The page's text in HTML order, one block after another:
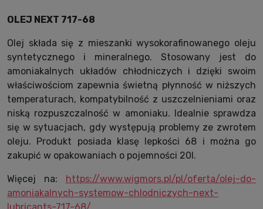
OLEJ NEXT 717-68
Olej składa się z mieszanki wysokorafinowanego oleju
syntetycznego i mineralnego. Stosowany jest do
amoniakalnych układów chłodniczych i dzięki swoim
właściwościom zapewnia świetną płynność w niższych
temperaturach, kompatybilność z uszczelnieniami oraz
niską rozpuszczalność w amoniaku. Idealnie sprawdza
się w sytuacjach, gdy występują problemy ze zwrotem
oleju. Produkt posiada klasę lepkości 68 i można go
zakupić w opakowaniach o pojemności 20l.
Więcej na:
https://www.wigmors.pl/pl/oferta/olej-do-
amoniakalnych-systemow-chlodniczych-next-